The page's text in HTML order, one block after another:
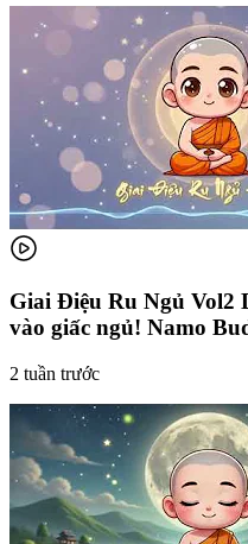
Giai Điệu Ru Ngủ Vol2
vào giấc ngủ! Namo
2 tuần trước